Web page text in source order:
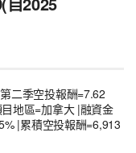
二季空投報酬=7.62
地區=加拿大 |融資金
|累積空投報酬=6,913